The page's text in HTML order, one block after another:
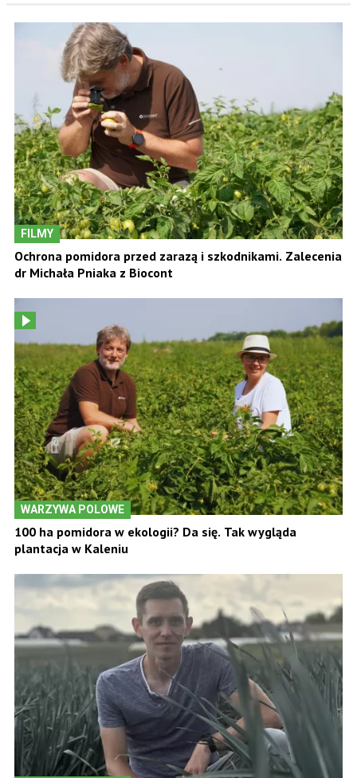
FILMY
Ochrona pomidora przed zarazą i szkodnikami. Zalecenia
dr Michała Pniaka z Biocont
WARZYWA POLOWE
100 ha pomidora w ekologii? Da się. Tak wygląda
plantacja w Kaleniu